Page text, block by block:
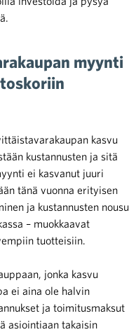
myynti
kasvu
kustannusten ja sitä
ei kasvanut juuri
tänä vuonna erityisen
ja kustannusten nousu
– muokkaavat
tuotteisiin.
jonka kasvu
ei aina ole halvin
ja toimitusmaksut
asiointiaan takaisin